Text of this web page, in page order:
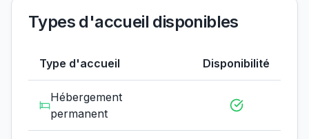
Types d'accueil disponibles
Type d'accueil Disponibilité
Hébergement
permanent